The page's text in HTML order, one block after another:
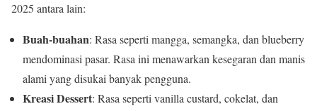
2025 antara lain:
Buah-buahan: Rasa seperti mangga, semangka, dan blueberry
mendominasi pasar. Rasa ini menawarkan kesegaran dan manis
alami yang disukai banyak pengguna.
Kreasi Dessert: Rasa seperti vanilla custard, cokelat, dan